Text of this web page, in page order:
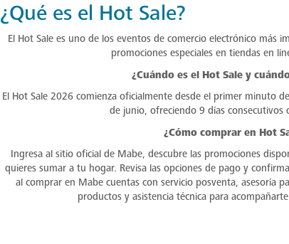
¿Qué es el Hot Sale?
El Hot Sale es uno de los eventos de comercio electrónico más
promociones especiales en tiendas en
¿Cuándo es el Hot Sale y
El Hot Sale 2026 comienza oficialmente desde el primer minuto
de junio, ofreciendo 9 días consecutivos
¿Cómo comprar en Hot
Ingresa al sitio oficial de Mabe, descubre las promociones
quieres sumar a tu hogar. Revisa las opciones de pago y
al comprar en Mabe cuentas con servicio posventa, asesoría
productos y asistencia técnica para